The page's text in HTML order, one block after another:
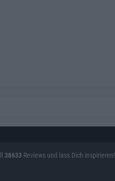
38633 Reviews und lass Dich inspirieren!